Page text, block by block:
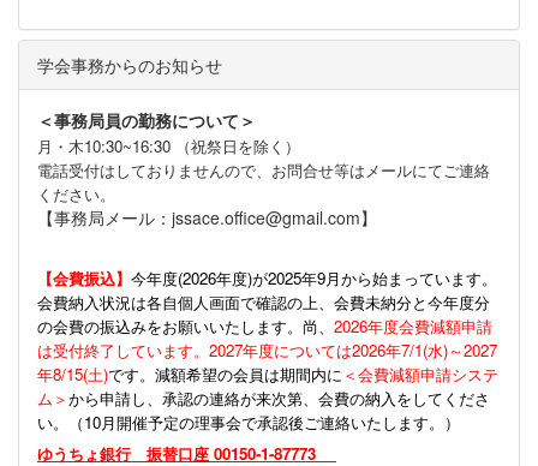
学会事務からのお知らせ
＜事務局員の勤務について＞
月・木10:30~16:30 （祝祭日を除く）
電話受付はしておりませんので、お問合せ等はメールにてご連絡
ください。
【事務局メール：jssace.office@gmail.com】
【会費振込】 今年度(2026年度)が2025年9月から始まっています。
会費納入状況は各自個人画面で確認の上、会費未納分と今年度分
の会費の振込みをお願いいたします。尚、 2026年度会費減額申請
は受付終了しています。2027年度については2026年7/1(水)～2027
年8/15(土)です。減額希望の会員は期間内に ＜会費減額申請システ
ム＞から申請し、承認の連絡が来次第、会費の納入をしてくださ
い。（10月開催予定の理事会で承認後ご連絡いたします。）
ゆうちょ銀行 振替口座 00150-1-87773